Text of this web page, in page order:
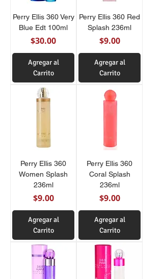
Perry Ellis 360 Very
Blue Edt 100ml
Precio
$30.00
Agregar al
Carrito
Perry Ellis 360 Red
Splash 236ml
Precio
$9.00
Agregar al
Carrito
Perry Ellis 360
Women Splash
236ml
Precio
$9.00
Agregar al
Carrito
Perry Ellis 360
Coral Splash
236ml
Precio
$9.00
Agregar al
Carrito